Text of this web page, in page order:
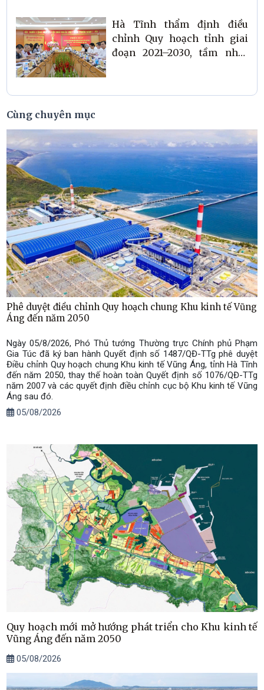
Hà Tĩnh thẩm định điều
chỉnh Quy hoạch tỉnh giai
đoạn 2021–2030, tầm nhìn
Cùng chuyên mục
Phê duyệt điều chỉnh Quy hoạch chung Khu kinh tế Vũng
Áng đến năm 2050
Ngày 05/8/2026, Phó Thủ tướng Thường trực Chính phủ Phạm
Gia Túc đã ký ban hành Quyết định số 1487/QĐ-TTg phê duyệt
Điều chỉnh Quy hoạch chung Khu kinh tế Vũng Áng, tỉnh Hà Tĩnh
đến năm 2050, thay thế hoàn toàn Quyết định số 1076/QĐ-TTg
năm 2007 và các quyết định điều chỉnh cục bộ Khu kinh tế Vũng
Áng sau đó.
05/08/2026
Quy hoạch mới mở hướng phát triển cho Khu kinh tế
Vũng Áng đến năm 2050
05/08/2026